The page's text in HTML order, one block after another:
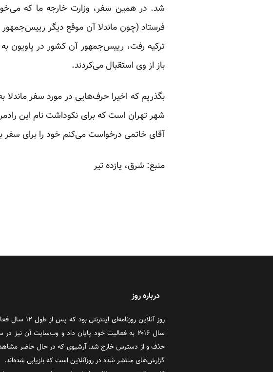
شد. در همین سفر، وزارت خارجه ما که
فرستاد (چون ماندلا آن موقع دیگر رییس‌جمهور
ترکیه رفت، رییس‌جمهور آن کشور در پاویون
باز از وی استقبال می‌کردند.
بگذریم که اخیرا حرف‌هایی در مورد سفر
شهر تهران است که برای نکوداشت نام این
آقای خاتمی درخواست می‌کنم خود را برای سفر
منبع: شرق، یازده تیر
درباره روز
سال ۲۰۱۶ به فعالیت خود پایان داد و وب‌سایت آن
حذف و از دسترس خارج شد. آرشیوی که در حال حاضر
گزارش‌های منتشر شده در روزآنلاین است که بازیابی شده‌اند.